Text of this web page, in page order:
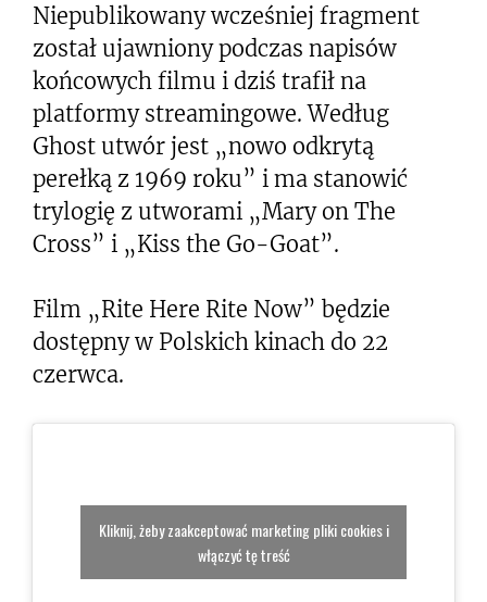
Niepublikowany wcześniej fragment
został ujawniony podczas napisów
końcowych filmu i dziś trafił na
platformy streamingowe. Według
Ghost utwór jest „nowo odkrytą
perełką z 1969 roku” i ma stanowić
trylogię z utworami „Mary on The
Cross” i „Kiss the Go-Goat”.
Film „Rite Here Rite Now” będzie
dostępny w Polskich kinach do 22
czerwca.
Kliknij, żeby zaakceptować marketing pliki cookies i
włączyć tę treść